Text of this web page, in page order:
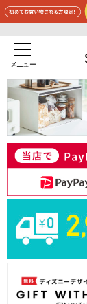
メニュー